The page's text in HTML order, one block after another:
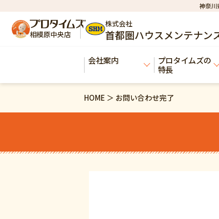
神奈川
相模原中央店
株式会社
首都圏ハウスメンテナン
会社案内 プロタイムズの
特長
HOME ＞ お問い合わせ完了